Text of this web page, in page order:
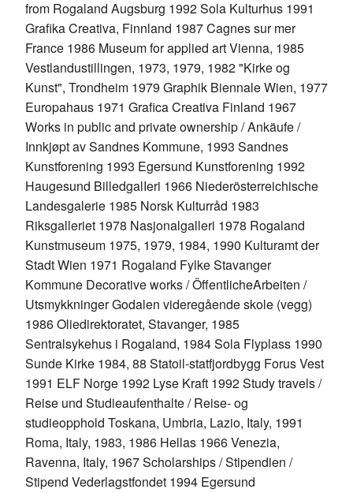
from Rogaland Augsburg 1992 Sola Kulturhus 1991
Grafika Creativa, Finnland 1987 Cagnes sur mer
France 1986 Museum for applied art Vienna, 1985
Vestlandustillingen, 1973, 1979, 1982 "Kirke og
Kunst", Trondheim 1979 Graphik Biennale Wien, 1977
Europahaus 1971 Grafica Creativa Finland 1967
Works in public and private ownership / Ankäufe /
Innkjøpt av Sandnes Kommune, 1993 Sandnes
Kunstforening 1993 Egersund Kunstforening 1992
Haugesund BilledgalIeri 1966 Niederösterreichische
Landesgalerie 1985 Norsk Kulturråd 1983
Riksgalleriet 1978 Nasjonalgalleri 1978 Rogaland
Kunstmuseum 1975, 1979, 1984, 1990 Kulturamt der
Stadt Wien 1971 Rogaland Fylke Stavanger
Kommune Decorative works / ÖffentlicheArbeiten /
Utsmykkninger Godalen videregående skole (vegg)
1986 Oliedirektoratet, Stavanger, 1985
Sentralsykehus i Rogaland, 1984 Sola Flyplass 1990
Sunde Kirke 1984, 88 Statoil-statfjordbygg Forus Vest
1991 ELF Norge 1992 Lyse Kraft 1992 Study travels /
Reise und Studieaufenthalte / Reise- og
studieopphold Toskana, Umbria, Lazio, Italy, 1991
Roma, Italy, 1983, 1986 Hellas 1966 Venezia,
Ravenna, Italy, 1967 Scholarships / Stipendien /
Stipend Vederlagstfondet 1994 Egersund